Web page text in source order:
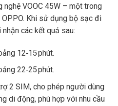
VOOC 45W – một trong
Khi sử dụng bộ sạc đi
các kết quả sau:
12‑15 phút.
22‑25 phút.
2 SIM, cho phép người dùng
di động, phù hợp với nhu cầu